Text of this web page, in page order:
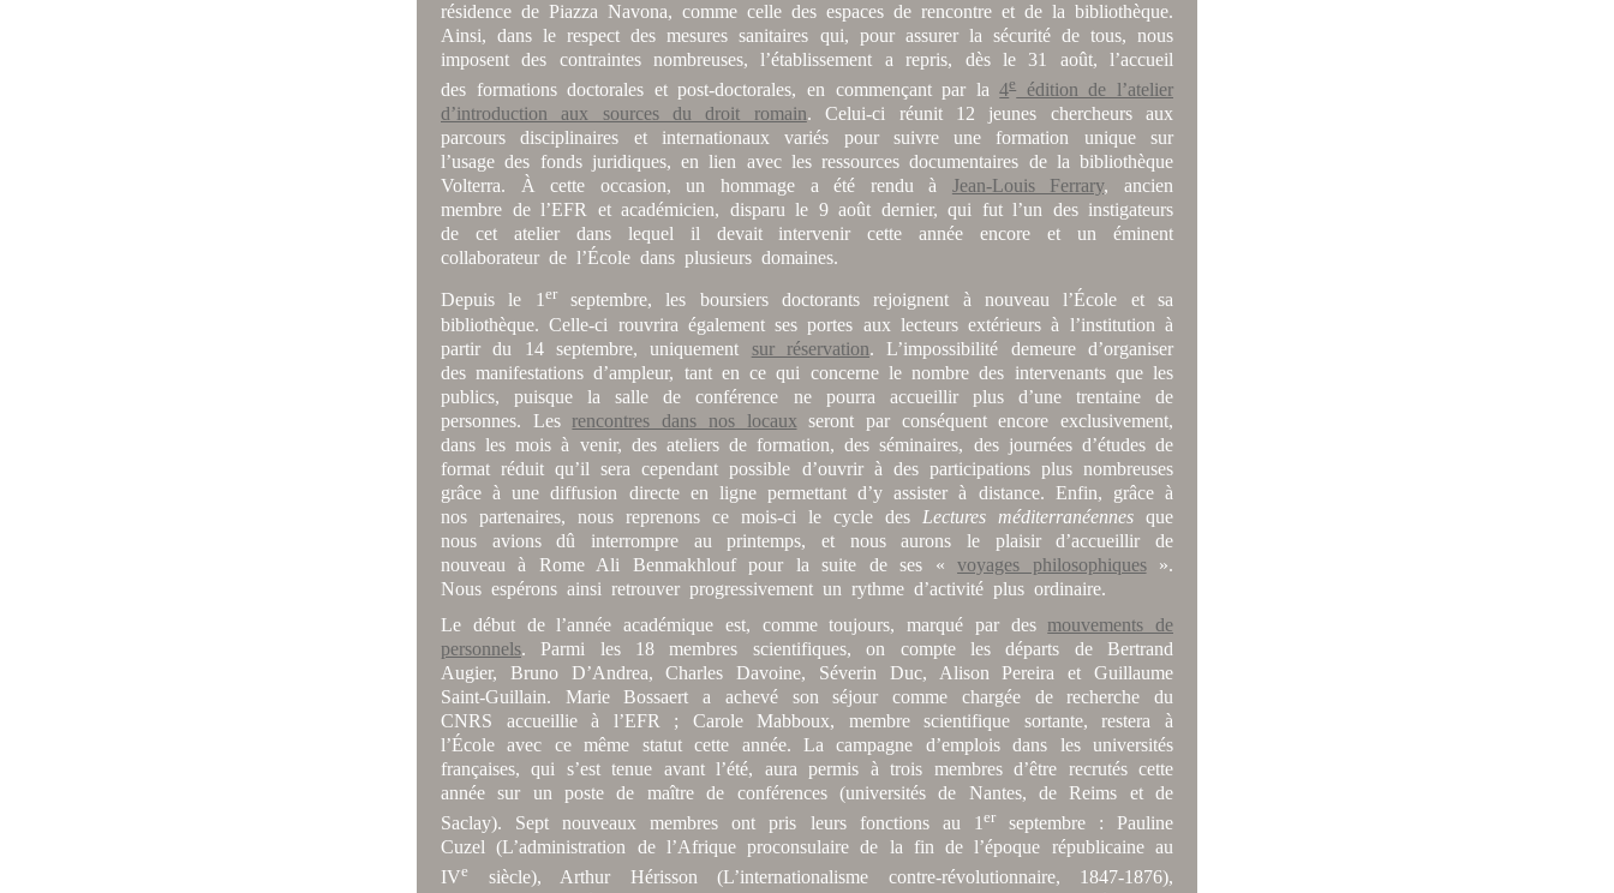
résidence de Piazza Navona, comme celle des espaces de rencontre et de la bibliothèque.
Ainsi, dans le respect des mesures sanitaires qui, pour assurer la sécurité de tous, nous
imposent des contraintes nombreuses, l’établissement a repris, dès le 31 août, l’accueil
des formations doctorales et post-doctorales, en commençant par la4e
édition de l’atelier
d’introduction aux sources du droit romain. Celui-ci réunit 12 jeunes chercheurs aux
parcours disciplinaires et internationaux variés pour suivre une formation unique sur
l’usage des fonds juridiques, en lien avec les ressources documentaires de la bibliothèque
Volterra. À cette occasion, un hommage a été rendu à Jean-Louis Ferrary, ancien
membre de l’EFR et académicien, disparu le 9 août dernier, qui fut l’un des instigateurs
de cet atelier dans lequel il devait intervenir cette année encore et un éminent
collaborateur de l’École dans plusieurs domaines.
Depuis le 1er septembre, les boursiers doctorants rejoignent à nouveau l’École et sa
bibliothèque. Celle-ci rouvrira également ses portes aux lecteurs extérieurs à l’institution à
partir du 14 septembre, uniquement sur réservation. L’impossibilité demeure d’organiser
des manifestations d’ampleur, tant en ce qui concerne le nombre des intervenants que les
publics, puisque la salle de conférence ne pourra accueillir plus d’une trentaine de
personnes. Les rencontres dans nos locaux seront par conséquent encore exclusivement,
dans les mois à venir, des ateliers de formation, des séminaires, des journées d’études de
format réduit qu’il sera cependant possible d’ouvrir à des participations plus nombreuses
grâce à une diffusion directe en ligne permettant d’y assister à distance. Enfin, grâce à
nos partenaires, nous reprenons ce mois-ci le cycle des Lectures méditerranéennes que
nous avions dû interrompre au printemps, et nous aurons le plaisir d’accueillir de
nouveau à Rome Ali Benmakhlouf pour la suite de ses «voyages philosophiques».
Nous espérons ainsi retrouver progressivement un rythme d’activité plus ordinaire.
Le début de l’année académique est, comme toujours, marqué par des mouvements de
personnels. Parmi les 18 membres scientifiques, on compte les départs de Bertrand
Augier, Bruno D’Andrea, Charles Davoine, Séverin Duc, Alison Pereira et Guillaume
Saint-Guillain. Marie Bossaert a achevé son séjour comme chargée de recherche du
CNRS accueillie à l’EFR ; Carole Mabboux, membre scientifique sortante, restera à
l’École avec ce même statut cette année. La campagne d’emplois dans les universités
françaises, qui s’est tenue avant l’été, aura permis à trois membres d’être recrutés cette
année sur un poste de maître de conférences (universités de Nantes, de Reims et de
Saclay). Sept nouveaux membres ont pris leurs fonctions au 1 erseptembre : Pauline
Cuzel (L’administration de l’Afrique proconsulaire de la fin de l’époque républicaine au
IVe
siècle), Arthur Hérisson (L’internationalisme contre-révolutionnaire, 1847-1876),